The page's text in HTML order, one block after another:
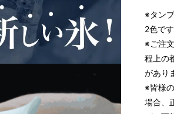
※タン
2色で
※ご注
程上の
があり
※皆様
場合、